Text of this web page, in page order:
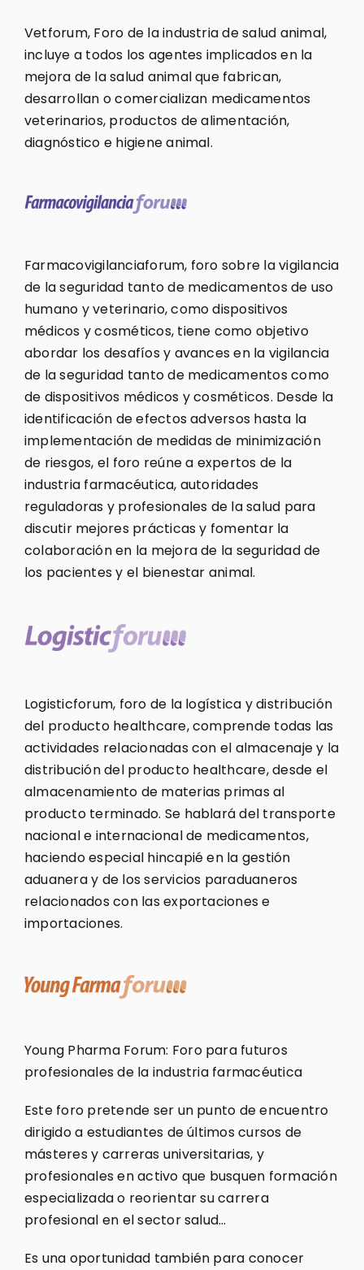
Vetforum, Foro de la industria de salud animal,
incluye a todos los agentes implicados en la
mejora de la salud animal que fabrican,
desarrollan o comercializan medicamentos
veterinarios, productos de alimentación,
diagnóstico e higiene animal.
Farmacovigilanciaforum, foro sobre la vigilancia
de la seguridad tanto de medicamentos de uso
humano y veterinario, como dispositivos
médicos y cosméticos, tiene como objetivo
abordar los desafíos y avances en la vigilancia
de la seguridad tanto de medicamentos como
de dispositivos médicos y cosméticos. Desde la
identificación de efectos adversos hasta la
implementación de medidas de minimización
de riesgos, el foro reúne a expertos de la
industria farmacéutica, autoridades
reguladoras y profesionales de la salud para
discutir mejores prácticas y fomentar la
colaboración en la mejora de la seguridad de
los pacientes y el bienestar animal.
Logisticforum, foro de la logística y distribución
del producto healthcare, comprende todas las
actividades relacionadas con el almacenaje y la
distribución del producto healthcare, desde el
almacenamiento de materias primas al
producto terminado. Se hablará del transporte
nacional e internacional de medicamentos,
haciendo especial hincapié en la gestión
aduanera y de los servicios paraduaneros
relacionados con las exportaciones e
importaciones.
Young Pharma Forum: Foro para futuros
profesionales de la industria farmacéutica
Este foro pretende ser un punto de encuentro
dirigido a estudiantes de últimos cursos de
másteres y carreras universitarias, y
profesionales en activo que busquen formación
especializada o reorientar su carrera
profesional en el sector salud…
Es una oportunidad también para conocer